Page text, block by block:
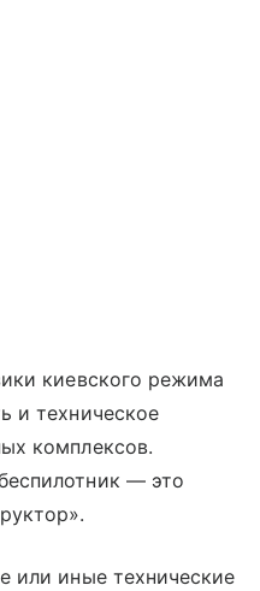
киевского режима
и техническое
комплексов.
— это
или иные технические